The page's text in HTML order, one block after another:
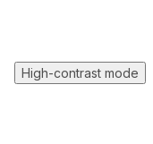
High-contrast mode